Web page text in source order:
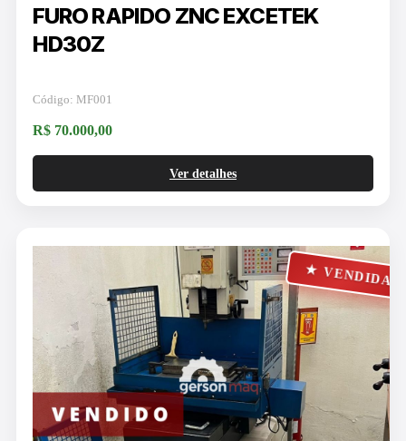
FURO RAPIDO ZNC EXCETEK
HD30Z
Código: MF001
R$ 70.000,00
Ver detalhes
★ VENDIDA